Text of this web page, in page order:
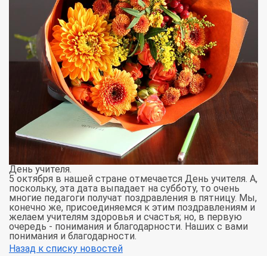
День учителя.
5 октября в нашей стране отмечается День учителя. А,
поскольку, эта дата выпадает на субботу, то очень
многие педагоги получат поздравления в пятницу. Мы,
конечно же, присоединяемся к этим поздравлениям и
желаем учителям здоровья и счастья; но, в первую
очередь - понимания и благодарности. Наших с вами
понимания и благодарности.
Назад к списку новостей